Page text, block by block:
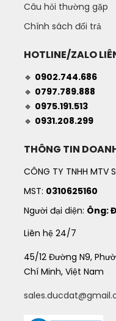
Câu hỏi thường gặp
Chính sách đổi trả
HOTLINE/ZALO
🔹 0902.744.686
🔹 0797.789.888
🔹 0975.191.513
🔹 0931.208.299
THÔNG TIN
CÔNG TY TNHH MTV
MST: 0310625160
Người đại diện: Ông:
Liên hệ 24/7
45/12 Đường N9,
Chí Minh, Việt Nam